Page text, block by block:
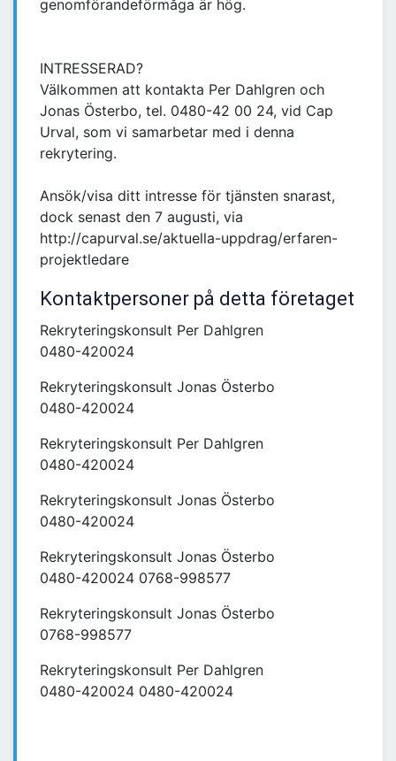
genomförandeförmåga är hög.
INTRESSERAD?
Välkommen att kontakta Per Dahlgren och
Jonas Österbo, tel. 0480-42 00 24, vid Cap
Urval, som vi samarbetar med i denna
rekrytering.
Ansök/visa ditt intresse för tjänsten snarast,
dock senast den 7 augusti, via
http://capurval.se/aktuella-uppdrag/erfaren-
projektledare
Kontaktpersoner på detta företaget
Rekryteringskonsult Per Dahlgren
0480-420024
Rekryteringskonsult Jonas Österbo
0480-420024
Rekryteringskonsult Per Dahlgren
0480-420024
Rekryteringskonsult Jonas Österbo
0480-420024
Rekryteringskonsult Jonas Österbo
0480-420024 0768-998577
Rekryteringskonsult Jonas Österbo
0768-998577
Rekryteringskonsult Per Dahlgren
0480-420024 0480-420024